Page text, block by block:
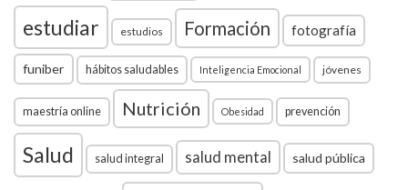
estudiar estudios Formación fotografía
funiber hábitos saludables Inteligencia Emocional jóvenes
maestría online Nutrición Obesidad prevención
Salud salud integral salud mental salud pública